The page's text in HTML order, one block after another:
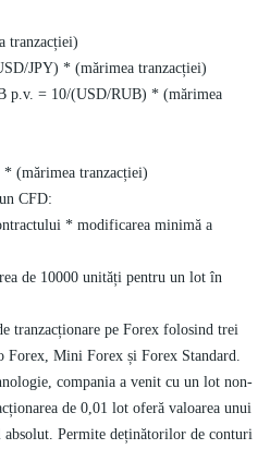
tranzacției)
JPY) * (mărimea tranzacției)
p.v. = 10/(USD/RUB) * (mărimea
(mărimea tranzacției)
CFD:
* modificarea minimă a
de 10000 unități pentru un lot în
tranzacționare pe Forex folosind trei
Mini Forex și Forex Standard.
compania a venit cu un lot non-
de 0,01 lot oferă valoarea unui
Permite deținătorilor de conturi